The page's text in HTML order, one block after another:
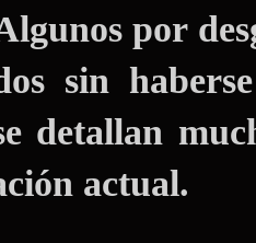
por
sin
detallan
actual.